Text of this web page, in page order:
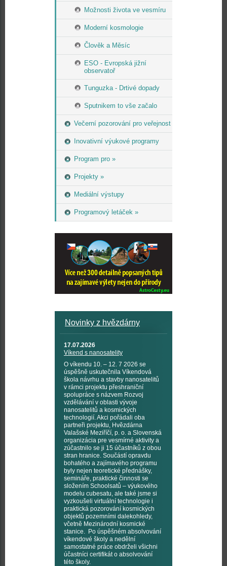
Možnosti života ve vesmíru
Moderní kosmologie
Člověk a Měsíc
ESO - Evropská jižní
observatoř
Tunguzka - Drtivé dopady
Sputnikem to vše začalo
Večerní pozorování pro veřejnost
Inovativní výukové programy
Program pro »
Projekty »
Mediální výstupy
Programový letáček »
Novinky z hvězdárny
17.07.2026
Víkend s nanosatelity
O víkendu 10. – 12. 7 2026 se
úspěšně uskutečnila Víkendová
škola návrhu a stavby nanosatelitů
v rámci projektu přeshraniční
spolupráce s názvem Rozvoj
vzdělávání v oblasti vývoje
nanosatelitů a kosmických
technologií. Akci pořádali oba
partneři projektu, Hvězdárna
Valašské Meziříčí, p. o. a Slovenská
organizácia pre vesmírné aktivity a
zúčastnilo se ji 15 účastníků z obou
stran hranice. Součástí opravdu
bohatého a zajímavého programu
byly nejen teoretické přednášky,
semináře, praktické činnosti se
složením Schoolsatů – výukového
modelu cubesatu, ale také jsme si
vyzkoušeli virtuální technologie i
praktická pozorování kosmických
objektů pozemními dalekohledy,
včetně Mezinárodní kosmické
stanice. Po úspěšném absolvování
víkendové školy a nedělní
samostatné práce obdrželi všichni
účastníci certifikát o absolvování
této školy.